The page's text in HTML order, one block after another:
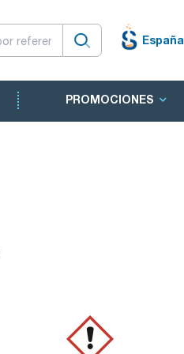
España
PROMOCIONES